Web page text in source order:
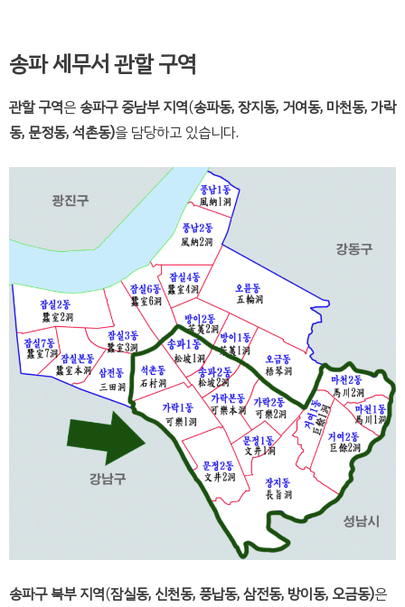
송파 세무서 관할 구역
관할 구역은 송파구 중남부 지역(송파동, 장지동, 거여동, 마천동, 가락
동, 문정동, 석촌동)을 담당하고 있습니다.
송파구 북부 지역(잠실동, 신천동, 풍납동, 삼전동, 방이동, 오금동)은